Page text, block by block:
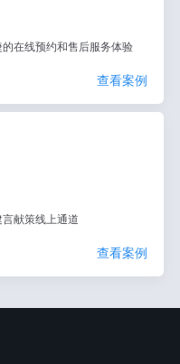
在线预约和售后服务体验
查看案例
献策线上通道
查看案例